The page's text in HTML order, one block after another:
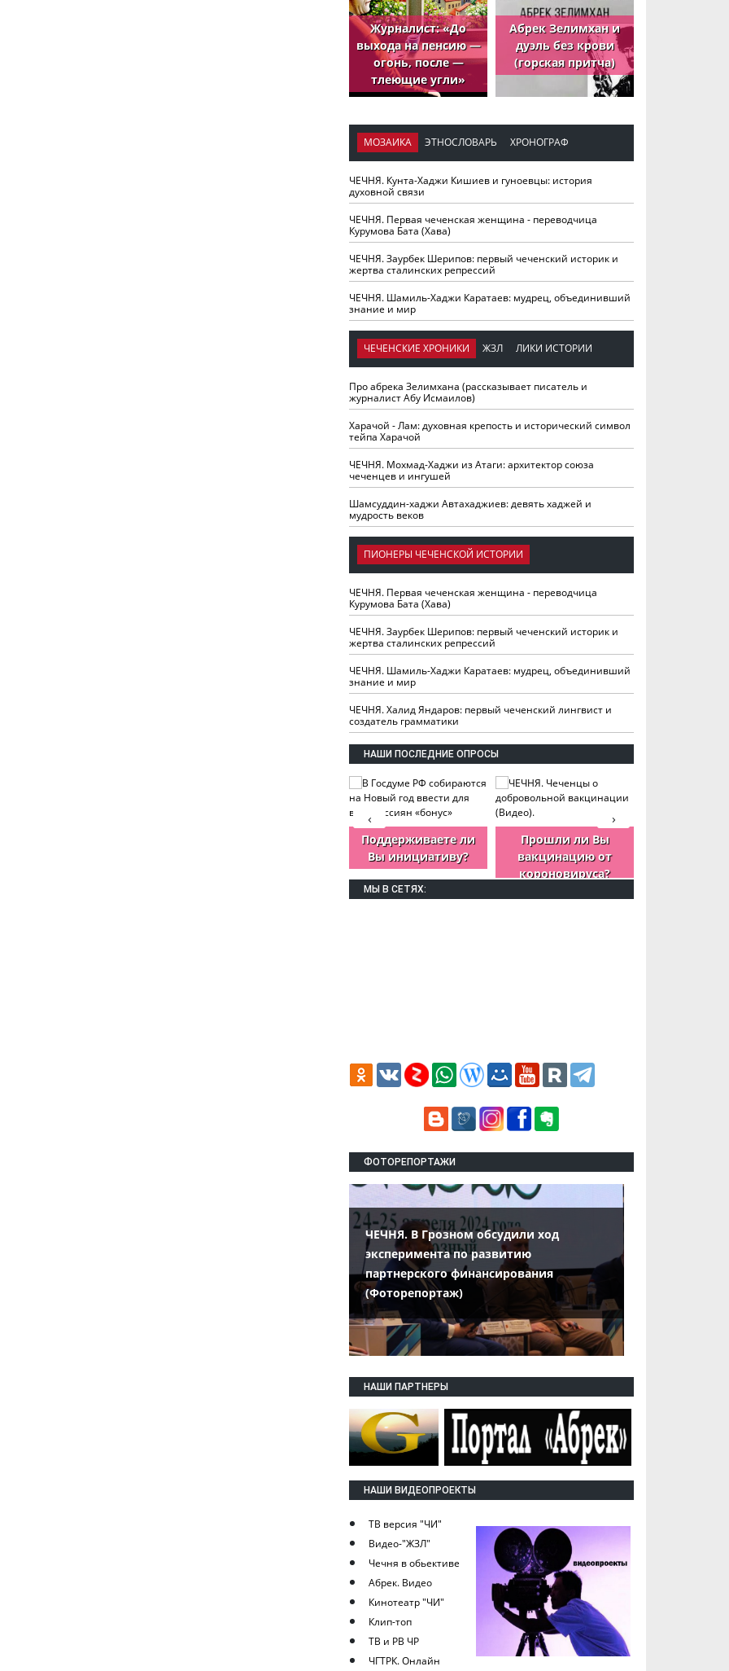
Журналист: «До
выхода на пенсию —
огонь, после —
тлеющие угли»
Абрек Зелимхан и
дуэль без крови
(горская притча)
МОЗАИКА ЭТНОСЛОВАРЬ ХРОНОГРАФ
ЧЕЧНЯ. Кунта-Хаджи Кишиев и гуноевцы: история
духовной связи
ЧЕЧНЯ. Первая чеченская женщина - переводчица
Курумова Бата (Хава)
ЧЕЧНЯ. Заурбек Шерипов: первый чеченский историк и
жертва сталинских репрессий
ЧЕЧНЯ. Шамиль-Хаджи Каратаев: мудрец, объединивший
знание и мир
ЧЕЧЕНСКИЕ ХРОНИКИ ЖЗЛ ЛИКИ ИСТОРИИ
Про абрека Зелимхана (рассказывает писатель и
журналист Абу Исмаилов)
Харачой - Лам: духовная крепость и исторический символ
тейпа Харачой
ЧЕЧНЯ. Мохмад-Хаджи из Атаги: архитектор союза
чеченцев и ингушей
Шамсуддин-хаджи Автахаджиев: девять хаджей и
мудрость веков
ПИОНЕРЫ ЧЕЧЕНСКОЙ ИСТОРИИ
ЧЕЧНЯ. Первая чеченская женщина - переводчица
Курумова Бата (Хава)
ЧЕЧНЯ. Заурбек Шерипов: первый чеченский историк и
жертва сталинских репрессий
ЧЕЧНЯ. Шамиль-Хаджи Каратаев: мудрец, объединивший
знание и мир
ЧЕЧНЯ. Халид Яндаров: первый чеченский лингвист и
создатель грамматики
НАШИ ПОСЛЕДНИЕ ОПРОСЫ
Поддерживаете ли
Вы инициативу?
Прошли ли Вы
вакцинацию от
короновируса?
›
‹
МЫ В СЕТЯХ:
ФОТОРЕПОРТАЖИ
ЧЕЧНЯ. В Грозном обсудили ход
эксперимента по развитию
партнерского финансирования
(Фоторепортаж)
НАШИ ПАРТНЕРЫ
НАШИ ВИДЕОПРОЕКТЫ
ТВ версия "ЧИ"
Видео-"ЖЗЛ"
Чечня в обьективе
Абрек. Видео
Кинотеатр "ЧИ"
Клип-топ
ТВ и РВ ЧР
ЧГТРК. Онлайн